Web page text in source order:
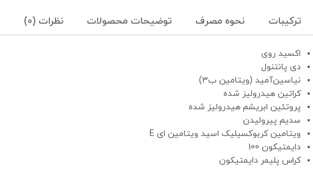
ترکیبات نحوه مصرف توضیحات محصولات نظرات (0)
اکسید روی
دی پانتنول
نیاسین‌آمید (ویتامین ب3)
کراتین هیدرولیز شده
پروتئین ابریشم هیدرولیز شده
سدیم پیرولیدن
ویتامین کربوکسیلیک اسید ویتامین ای E
دایمتیکون 100
کراس پلیمر دایمتیکون